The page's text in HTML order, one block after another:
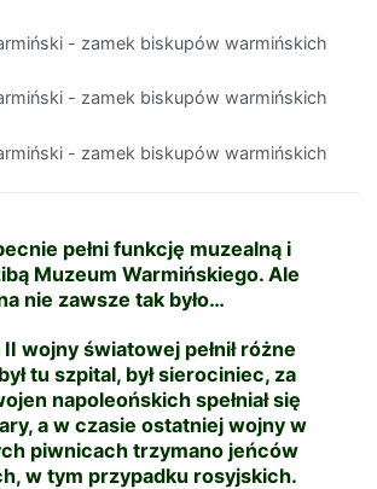
pełni funkcję muzealną i
Muzeum Warmińskiego. Ale
nie zawsze tak było…
wojny światowej pełnił różne
tu szpital, był sierociniec, za
napoleońskich spełniał się
a w czasie ostatniej wojny w
piwnicach trzymano jeńców
w tym przypadku rosyjskich.